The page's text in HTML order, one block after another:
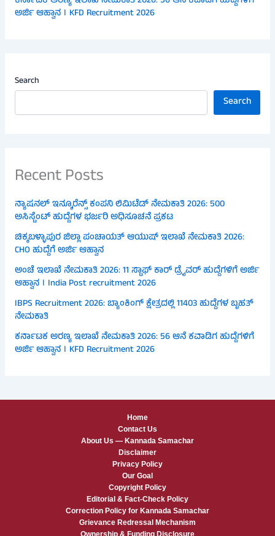
ಅರ್ಜಿ ಆಹ್ವಾನ । KFD Recruitment 2026
Search
Search
Recent Posts
ನ್ಯಾಷನಲ್ ಇನ್ಶೂರೆನ್ಸ್ ಕಂಪನಿ ಲಿಮಿಟೆಡ್ ನೇಮಕಾತಿ 2026: 500
ಅಸಿಸ್ಟೆಂಟ್ ಹುದ್ದೆಗಳ ಭರ್ಜರಿ ಅಧಿಸೂಚನೆ ಪ್ರಕಟ
ಚಿಕ್ಕಬಳ್ಳಾಪುರ ಜಿಲ್ಲಾ ಪಂಚಾಯತ್ ಆಯುಷ್ ಇಲಾಖೆ ನೇಮಕಾತಿ 2026:
CHO ಹುದ್ದೆಗೆ ಅರ್ಜಿ ಆಹ್ವಾನ
ಅಂಚೆ ಇಲಾಖೆ ನೇಮಕಾತಿ 2026: 11 ಸ್ಟಾಫ್ ಕಾರ್ ಡ್ರೈವರ್ ಹುದ್ದೆಗಳಿಗೆ ಅರ್ಜಿ
ಆಹ್ವಾನ । India Post recruitment 2026
IBPS Recruitment 2026: ಬ್ಯಾಂಕಿಂಗ್ ಕ್ಷೇತ್ರದಲ್ಲಿ 11403 ಹುದ್ದೆಗಳ ಬೃಹತ್
ನೇಮಕಾತಿ
ಕರ್ನಾಟಕ ಅರಣ್ಯ ಇಲಾಖೆ ನೇಮಕಾತಿ 2026: 56 ಆನೆ ಕವಾಡಿಗ ಹುದ್ದೆಗಳಿಗೆ
ಅರ್ಜಿ ಆಹ್ವಾನ । KFD Recruitment 2026
Home
Contact Us
About Us — Kannada Samachar
Disclaimer
Privacy Policy
Our Goal
Copyright Policy
Editorial & Fact-Check Policy
Correction Policy for Kannada Samachar
Grievance Redressal Mechanism
Ownership & Funding Disclosure